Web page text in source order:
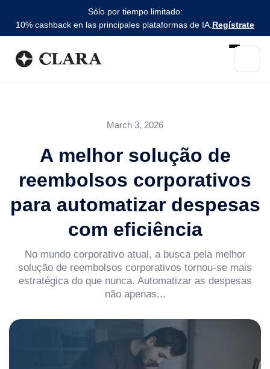
Sólo por tiempo limitado:
10% cashback en las principales plataformas de IA. Regístrate
March 3, 2026
A melhor solução de
reembolsos corporativos
para automatizar despesas
com eficiência
No mundo corporativo atual, a busca pela melhor
solução de reembolsos corporativos tornou-se mais
estratégica do que nunca. Automatizar as despesas
não apenas...